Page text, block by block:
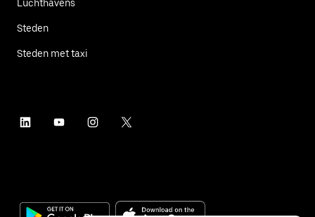
Luchthavens
Steden
Steden met taxi